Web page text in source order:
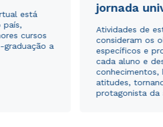
está
país,
cursos
graduação a
jornada
Atividades de
consideram os
específicos e
cada aluno e
conhecimentos,
atitudes,
protagonista da